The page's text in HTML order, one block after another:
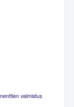
valmistus